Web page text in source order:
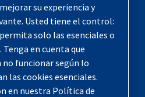
su experiencia y
Usted tiene el control:
solo las esenciales o
en cuenta que
no funcionar según lo
las cookies esenciales.
en nuestra Política de